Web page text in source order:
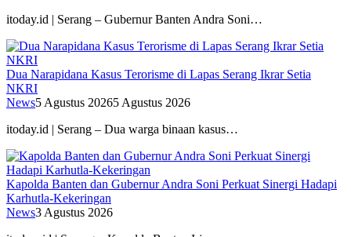
itoday.id | Serang – Gubernur Banten Andra Soni…
Dua Narapidana Kasus Terorisme di Lapas Serang Ikrar Setia
NKRI
News5 Agustus 20265 Agustus 2026
itoday.id | Serang – Dua warga binaan kasus…
Kapolda Banten dan Gubernur Andra Soni Perkuat Sinergi Hadapi
Karhutla-Kekeringan
News3 Agustus 2026